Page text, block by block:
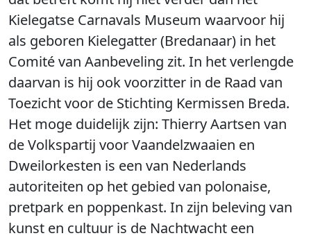
Kielegatse Carnavals Museum waarvoor hij
als geboren Kielegatter (Bredanaar) in het
Comité van Aanbeveling zit. In het verlengde
daarvan is hij ook voorzitter in de Raad van
Toezicht voor de Stichting Kermissen Breda.
Het moge duidelijk zijn: Thierry Aartsen van
de Volkspartij voor Vaandelzwaaien en
Dweilorkesten is een van Nederlands
autoriteiten op het gebied van polonaise,
pretpark en poppenkast. In zijn beleving van
kunst en cultuur is de Nachtwacht een